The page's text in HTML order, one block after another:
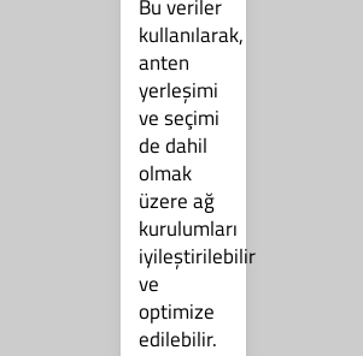
Bu veriler
kullanılarak,
anten
yerleşimi
ve seçimi
de dahil
olmak
üzere ağ
kurulumları
iyileştirilebilir
ve
optimize
edilebilir.